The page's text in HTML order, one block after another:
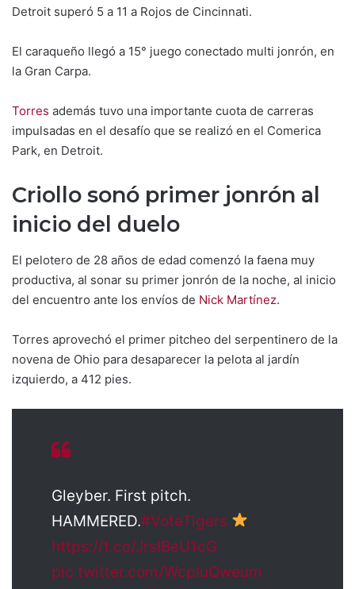
Detroit superó 5 a 11 a Rojos de Cincinnati.
El caraqueño llegó a 15° juego conectado multi jonrón, en
la Gran Carpa.
Torres además tuvo una importante cuota de carreras
impulsadas en el desafío que se realizó en el Comerica
Park, en Detroit.
Criollo sonó primer jonrón al
inicio del duelo
El pelotero de 28 años de edad comenzó la faena muy
productiva, al sonar su primer jonrón de la noche, al inicio
del encuentro ante los envíos de Nick Martínez.
Torres aprovechó el primer pitcheo del serpentinero de la
novena de Ohio para desaparecer la pelota al jardín
izquierdo, a 412 pies.
Gleyber. First pitch.
HAMMERED.#VoteTigers
https://t.co/JrsIBeU1cG
pic.twitter.com/WcpIuQweum